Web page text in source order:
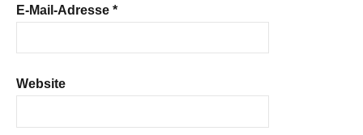
E-Mail-Adresse *
Website